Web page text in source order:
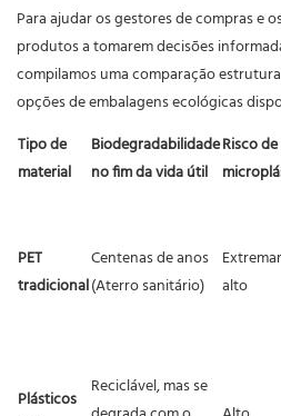
Para ajudar os gestores de compras e
produtos a tomarem decisões
compilamos uma comparação
opções de embalagens ecológicas
Tipo de
material
Biodegradabilidade
no fim da vida útil
Risco de
PET
tradicional
Centenas de anos
(Aterro sanitário)
alto
Plásticos
Reciclável, mas se